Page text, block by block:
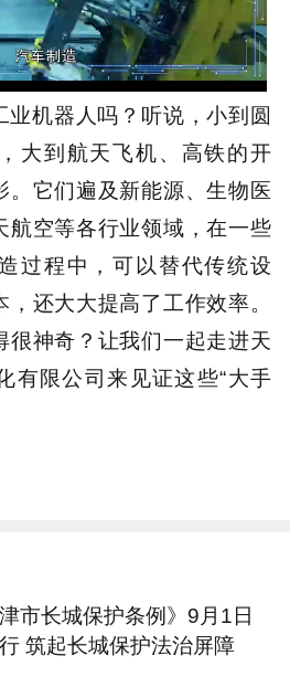
业机器人吗？听说，小到圆
大到航天飞机、高铁的开
。它们遍及新能源、生物医
航空等各行业领域，在一些
过程中，可以替代传统设
还大大提高了工作效率。
很神奇？让我们一起走进天
有限公司来见证这些“大手
津市长城保护条例》9月1日
筑起长城保护法治屏障